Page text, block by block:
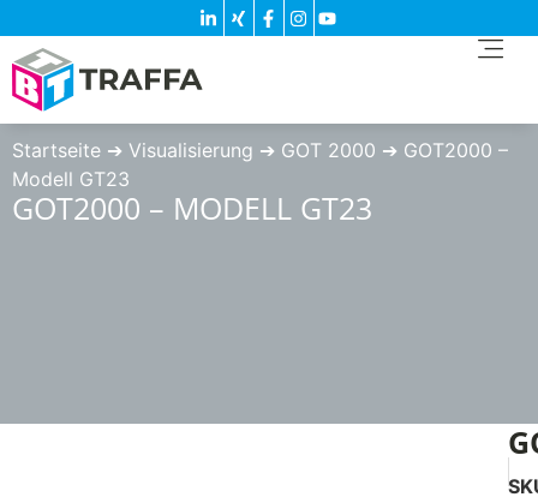
Startseite ➔ Visualisierung ➔ GOT 2000 ➔ GOT2000 –
Modell GT23
GOT2000 – MODELL GT23